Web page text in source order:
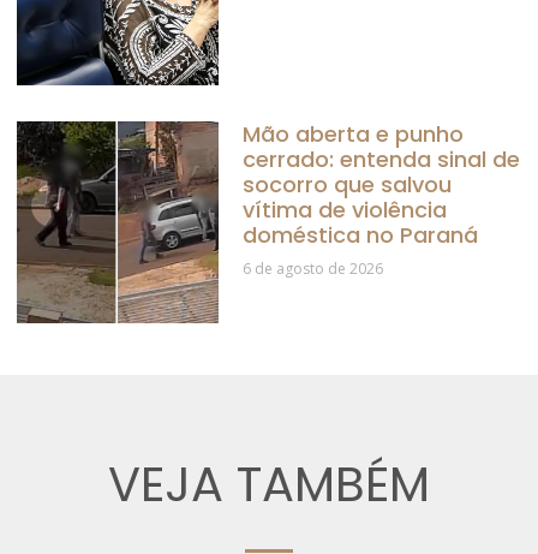
Mão aberta e punho
cerrado: entenda sinal de
socorro que salvou
vítima de violência
doméstica no Paraná
6 de agosto de 2026
VEJA TAMBÉM